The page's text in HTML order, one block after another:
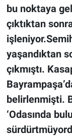
bu noktaya
çıktıktan
yaşandıktan
çıkmıştı.
belirlenmişti.
‘Odasında